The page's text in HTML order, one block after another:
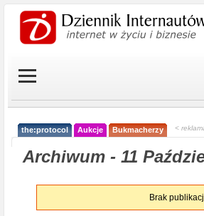
the:protocol Aukcje Bukmacherzy <
Archiwum - 11
Brak